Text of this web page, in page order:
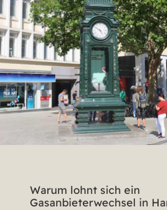
Warum lohnt sich ein
Gasanbieterwechsel in